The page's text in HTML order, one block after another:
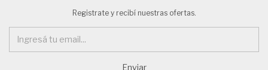
Registrate y recibí nuestras ofertas.